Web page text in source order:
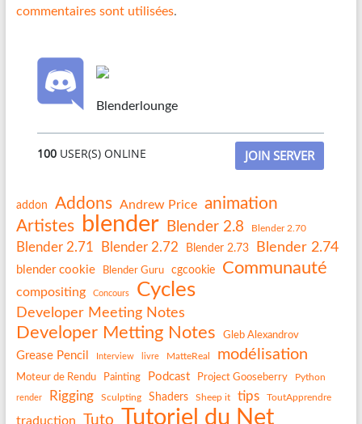
commentaires sont utilisées.
Blenderlounge
100 USER(S) ONLINE JOIN SERVER
addon Addons Andrew Price animation
Artistes
blender Blender 2.8 Blender 2.70
Blender 2.71 Blender 2.72 Blender 2.73 Blender 2.74
blender cookie Blender Guru cgcookie Communauté
compositing Concours Cycles
Developer Meeting Notes
Developer Metting Notes Gleb Alexandrov
Grease Pencil Interview livre MatteReal modélisation
Moteur de Rendu Painting Podcast Project Gooseberry Python
render Rigging Sculpting Shaders Sheep it tips ToutApprendre
traduction Tuto Tutoriel du Net